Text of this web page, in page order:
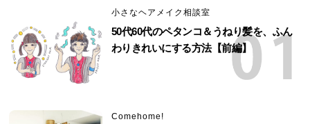
小さなヘアメイク相談室
50代60代のペタンコ＆うねり髪を、ふん
わりきれいにする方法【前編】
Comehome!